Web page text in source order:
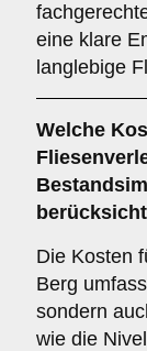
eine klare
langlebige
Welche
Die Kosten
Berg
sondern
wie die